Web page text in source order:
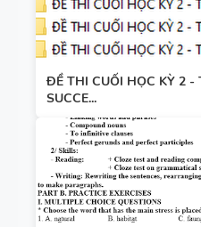
ĐỀ THI CUỐI HỌC KỲ 2 -
SUCCE...